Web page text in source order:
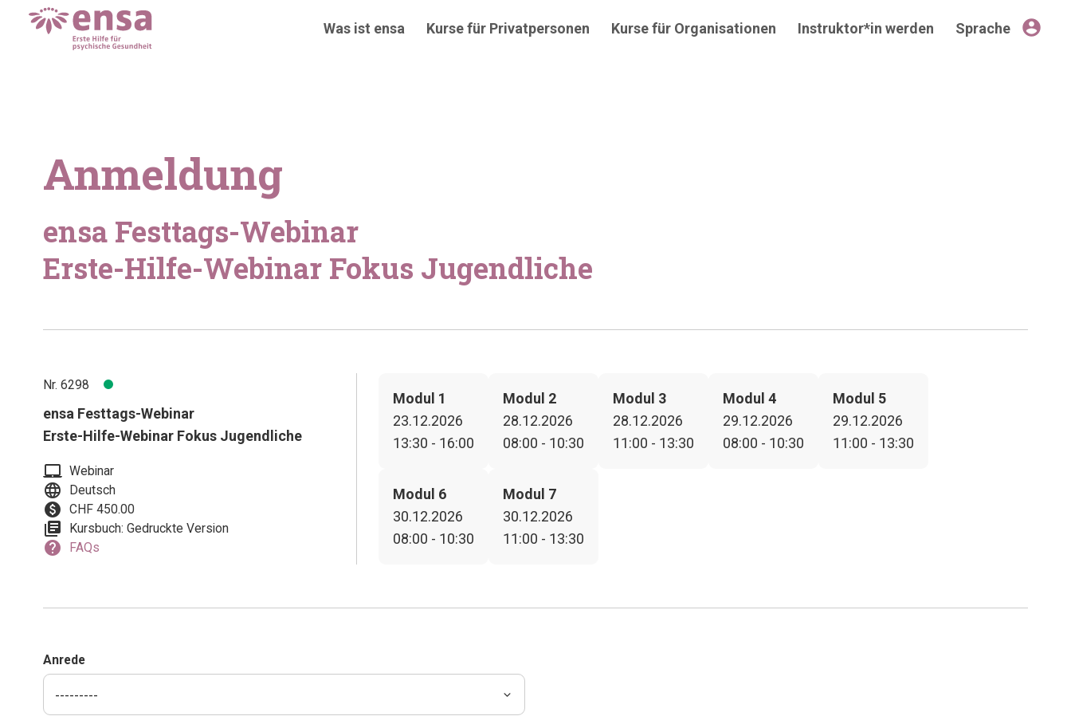
Was ist ensa Kurse für Privatpersonen Kurse für Organisationen Instruktor*in werden Sprache account_circle
Anmeldung
ensa Festtags-Webinar
Erste-Hilfe-Webinar Fokus Jugendliche
Nr. 6298
ensa Festtags-Webinar
Erste-Hilfe-Webinar Fokus Jugendliche
laptop_mac Webinar
language Deutsch
paid CHF 450.00
library_books Kursbuch: Gedruckte Version
help FAQs
Modul 1
23.12.2026
13:30 - 16:00
Modul 2
28.12.2026
08:00 - 10:30
Modul 3
28.12.2026
11:00 - 13:30
Modul 4
29.12.2026
08:00 - 10:30
Modul 5
29.12.2026
11:00 - 13:30
Modul 6
30.12.2026
08:00 - 10:30
Modul 7
30.12.2026
11:00 - 13:30
Anrede